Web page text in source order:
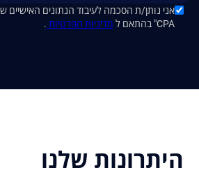
CPA" בהתאם ל
מדיניות הפרטיות .
היתרונות שלנו